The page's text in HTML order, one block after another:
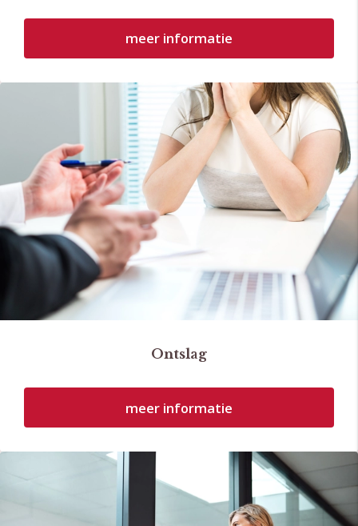
meer informatie
Ontslag
meer informatie